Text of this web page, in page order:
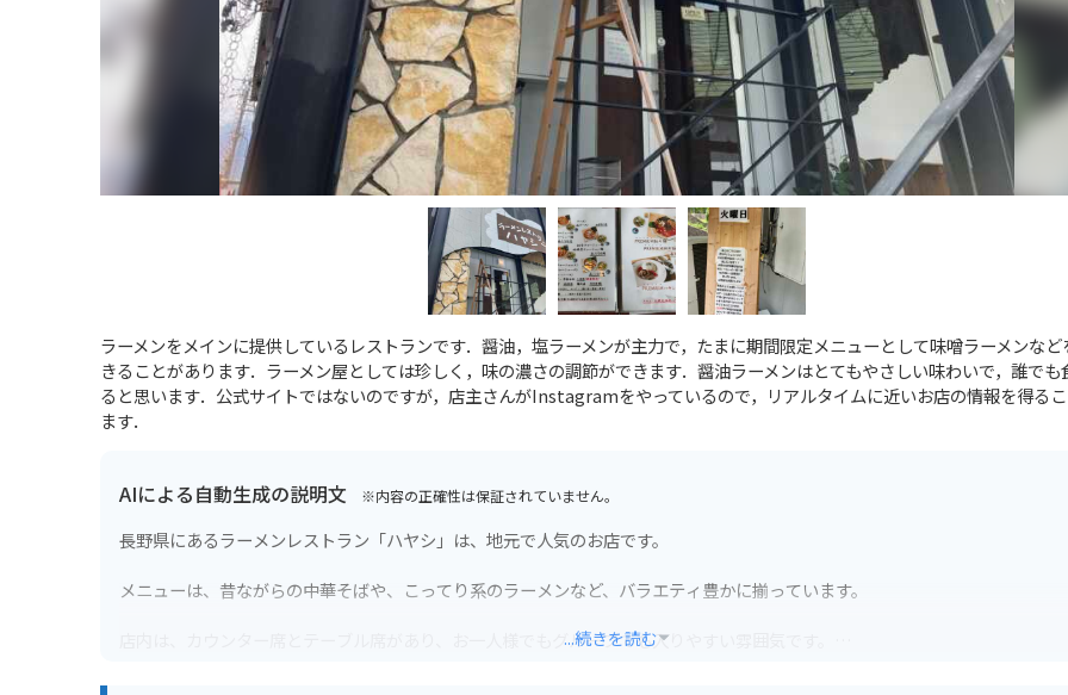
ラーメンをメインに提供しているレストランです．醤油，塩ラーメンが主力で，たまに期間限定メニューとして味噌ラーメンなど
きることがあります．ラーメン屋としては珍しく，味の濃さの調節ができます．醤油ラーメンはとてもやさしい味わいで，誰でも
ると思います．公式サイトではないのですが，店主さんがInstagramをやっているので，リアルタイムに近いお店の情報を得る
ます．
AIによる自動生成の説明文 ※内容の正確性は保証されていません。
長野県にあるラーメンレストラン「ハヤシ」は、地元で人気のお店です。
メニューは、昔ながらの中華そばや、こってり系のラーメンなど、バラエティ豊かに揃っています。
店内は、カウンター席とテーブル席があり、お一人様でもグループでも入りやすい雰囲気です。
...続きを読む